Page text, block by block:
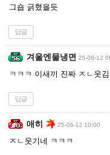
그숍 긁혔을듯
답글
겨울엔물냉면 25-06-12
ㅋㅋㅋ 이새끼 진짜 ㅈㄴ웃
답글
애히 25-06-12 10:00
ㅈㄴ웃기네 ㅋㅋㅋ